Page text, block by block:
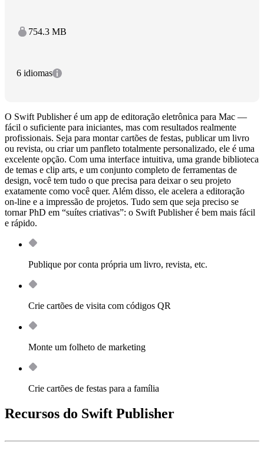
754.3 MB
6 idiomas
O Swift Publisher é um app de editoração eletrônica para Mac —
fácil o suficiente para iniciantes, mas com resultados realmente
profissionais. Seja para montar cartões de festas, publicar um livro
ou revista, ou criar um panfleto totalmente personalizado, ele é uma
excelente opção. Com uma interface intuitiva, uma grande biblioteca
de temas e clip arts, e um conjunto completo de ferramentas de
design, você tem tudo o que precisa para deixar o seu projeto
exatamente como você quer. Além disso, ele acelera a editoração
on‑line e a impressão de projetos. Tudo sem que seja preciso se
tornar PhD em “suítes criativas”: o Swift Publisher é bem mais fácil
e rápido.
Publique por conta própria um livro, revista, etc.
Crie cartões de visita com códigos QR
Monte um folheto de marketing
Crie cartões de festas para a família
Recursos do Swift Publisher